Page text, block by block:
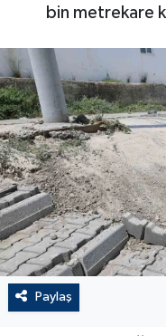
bin metrekare
Paylaş